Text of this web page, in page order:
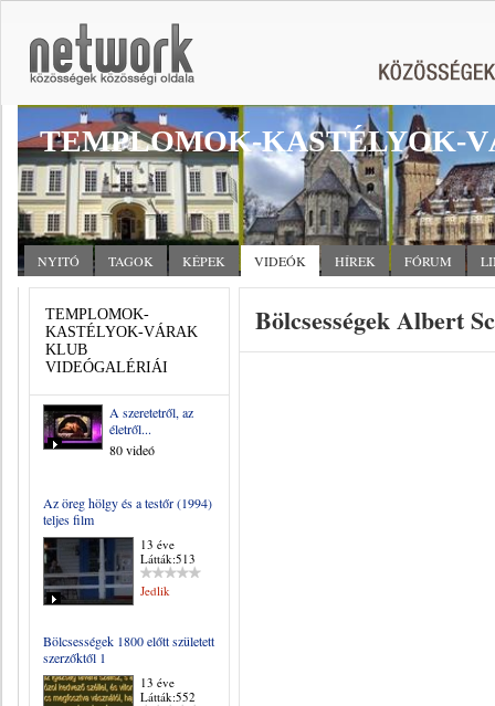
TEMPLOMOK-KASTÉLYOK-
NYITÓ TAGOK KÉPEK VIDEÓK HÍREK FÓRUM
TEMPLOMOK-
KASTÉLYOK-VÁRAK
KLUB
VIDEÓGALÉRIÁI
A szeretetről, az
életről...
80 videó
Az öreg hölgy és a testőr (1994)
teljes film
13 éve
Látták:513
Jedlik
Bölcsességek 1800 előtt született
szerzőktől 1
13 éve
Látták:552
Bölcsességek Albert